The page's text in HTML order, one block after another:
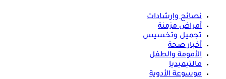
نصائح وإرشادات
أمراض مزمنة
تجميل وتخسيس
أخبار صحة
الأمومة والطفل
مالتيميديا
موسوعة الأدوية